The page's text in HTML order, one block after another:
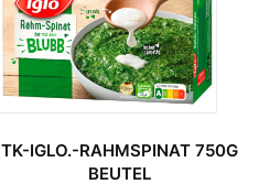
TK-IGLO.-RAHMSPINAT 750G
BEUTEL